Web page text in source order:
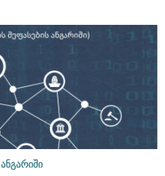
ანგარიში